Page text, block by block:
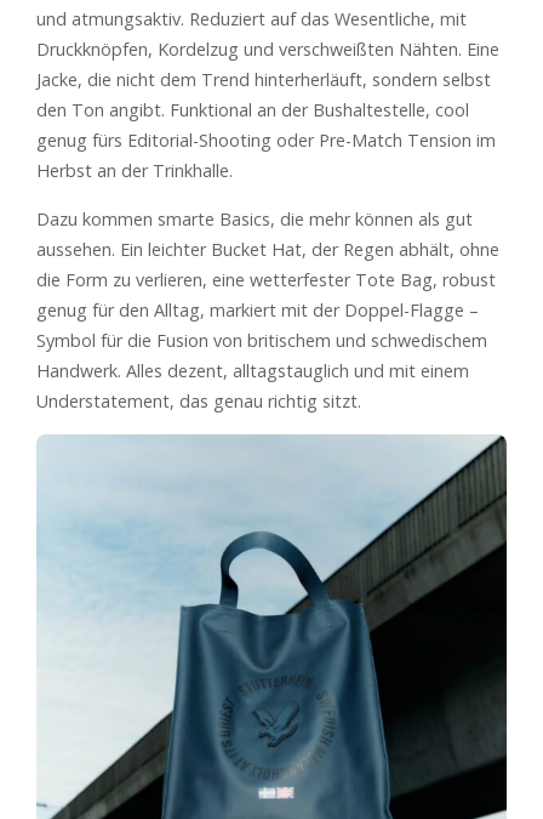
und atmungsaktiv. Reduziert auf das Wesentliche, mit
Druckknöpfen, Kordelzug und verschweißten Nähten. Eine
Jacke, die nicht dem Trend hinterherläuft, sondern selbst
den Ton angibt. Funktional an der Bushaltestelle, cool
genug fürs Editorial-Shooting oder Pre-Match Tension im
Herbst an der Trinkhalle.
Dazu kommen smarte Basics, die mehr können als gut
aussehen. Ein leichter Bucket Hat, der Regen abhält, ohne
die Form zu verlieren, eine wetterfester Tote Bag, robust
genug für den Alltag, markiert mit der Doppel-Flagge –
Symbol für die Fusion von britischem und schwedischem
Handwerk. Alles dezent, alltagstauglich und mit einem
Understatement, das genau richtig sitzt.